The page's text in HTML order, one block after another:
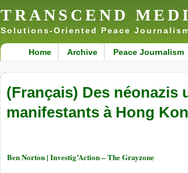
TRANSCEND
Solutions-Oriented Peace
Home Archive Peace Journalism
(Français) Des néonazis
manifestants à Hong
Ben Norton | Investig’Action – The Grayzone